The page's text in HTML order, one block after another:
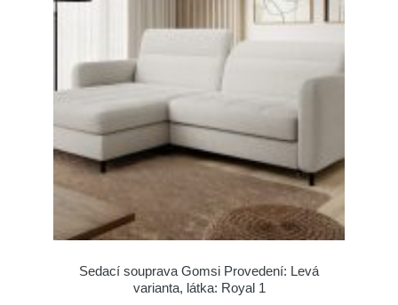
Sedací souprava Gomsi Provedení: Levá
varianta, látka: Royal 1